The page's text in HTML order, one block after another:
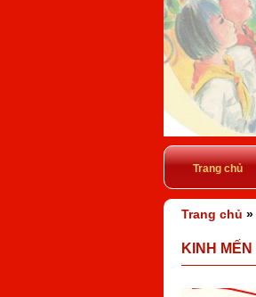
Trang chủ
Trang chủ »
KINH MẾN